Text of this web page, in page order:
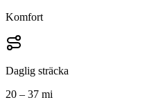
Komfort
Daglig sträcka
20 – 37 mi